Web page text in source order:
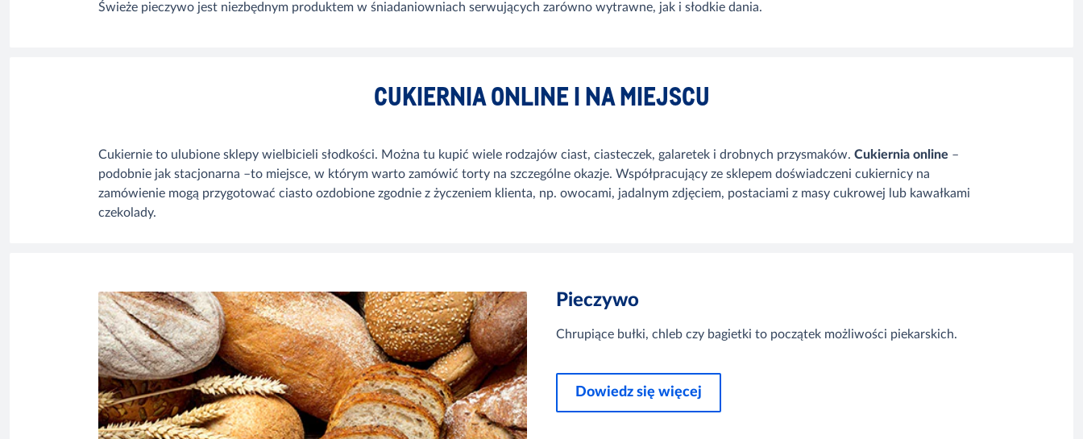
Świeże pieczywo jest niezbędnym produktem w śniadaniowniach serwujących zarówno wytrawne, jak i słodkie dania.
CUKIERNIA ONLINE I NA MIEJSCU
Cukiernie to ulubione sklepy wielbicieli słodkości. Można tu kupić wiele rodzajów ciast, ciasteczek, galaretek i drobnych przysmaków. Cukiernia online –
podobnie jak stacjonarna –to miejsce, w którym warto zamówić torty na szczególne okazje. Współpracujący ze sklepem doświadczeni cukiernicy na
zamówienie mogą przygotować ciasto ozdobione zgodnie z życzeniem klienta, np. owocami, jadalnym zdjęciem, postaciami z masy cukrowej lub kawałkami
czekolady.
Pieczywo
Chrupiące bułki, chleb czy bagietki to początek możliwości piekarskich.
Dowiedz się więcej